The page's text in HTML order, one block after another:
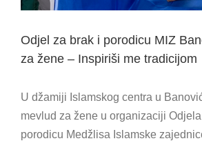
Odjel za brak i porodicu MIZ
za žene – Inspiriši me tradicijom
U džamiji Islamskog centra u
mevlud za žene u organizaciji
porodicu Medžlisa Islamske